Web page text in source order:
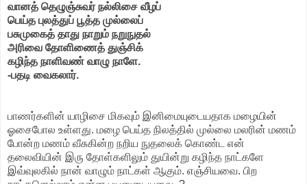
வானத் தெழுஞ்சுவர் நல்லிசை வீழப்
பெய்த புலத்துப் பூத்த முல்லைப்
பசுமுகைத் தாது நாறும் நறுநுதல்
அரிவை தோளிணைத் துஞ்சிக்
கழிந்த நாளிவண் வாழு நாளே.
-பதடி வைகலார்.
பாணர்களின் யாழிசை மிகவும் இனிமையுடையதாக மழையின்
ஓசைபோல உள்ளது. மழை பெய்த நிலத்தில் முல்லை மலரின் மணம்
போன்ற மணம் வீசுகின்ற நறிய நுதலைக் கொண்ட என்
தலைவியின் இரு தோள்களிலும் துயின்று கழிந்த நாட்களே
இவ்வுலகில் நான் வாழும் நாட்கள் ஆகும். எஞ்சியவை. பிற